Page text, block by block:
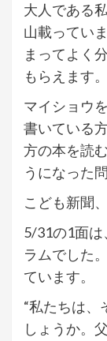
大人である
山載ってい
まってよく
もらえます。
マイショウ
書いている
方の本を読
うになった
こども新聞
5/31の1面は
ラムでした
ています。
“私たちは、
しょうか。